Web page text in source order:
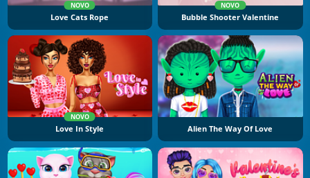
NOVO
Love Cats Rope
NOVO
Bubble Shooter Valentine
NOVO
Love In Style Alien The Way Of Love